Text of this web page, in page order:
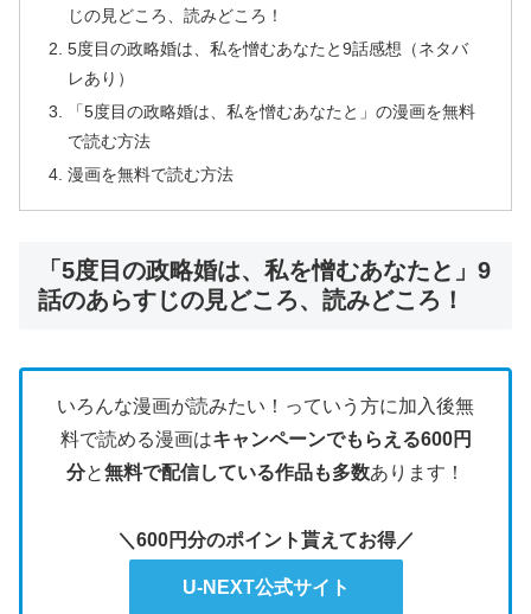
じの見どころ、読みどころ！
5度目の政略婚は、私を憎むあなたと9話感想（ネタバ
レあり）
「5度目の政略婚は、私を憎むあなたと」の漫画を無料
で読む方法
漫画を無料で読む方法
「5度目の政略婚は、私を憎むあなたと」9
話のあらすじの見どころ、読みどころ！
いろんな漫画が読みたい！っていう方に加入後無
料で読める漫画はキャンペーンでもらえる600円
分と無料で配信している作品も多数あります！
＼600円分のポイント貰えてお得／
U-NEXT公式サイト